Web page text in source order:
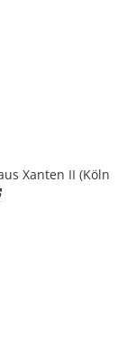
Xanten II (Köln